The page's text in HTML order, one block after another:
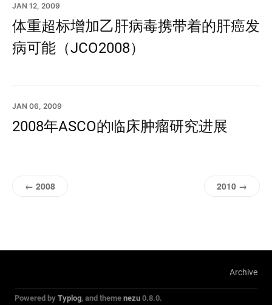
JAN 12, 2009
体重超标增加乙肝病毒携带着的肝癌发
病可能（JCO2008）
JAN 06, 2009
2008年ASCO的临床肿瘤研究进展
← 2008 2010 →
Archive
Powered byTyplog, and themenezu0.8.0.